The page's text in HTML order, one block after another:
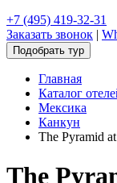
+7 (495) 419-32-31
Заказать звонок |
Подобрать тур
Главная
Каталог
Мексика
Канкун
The Pyramid
The